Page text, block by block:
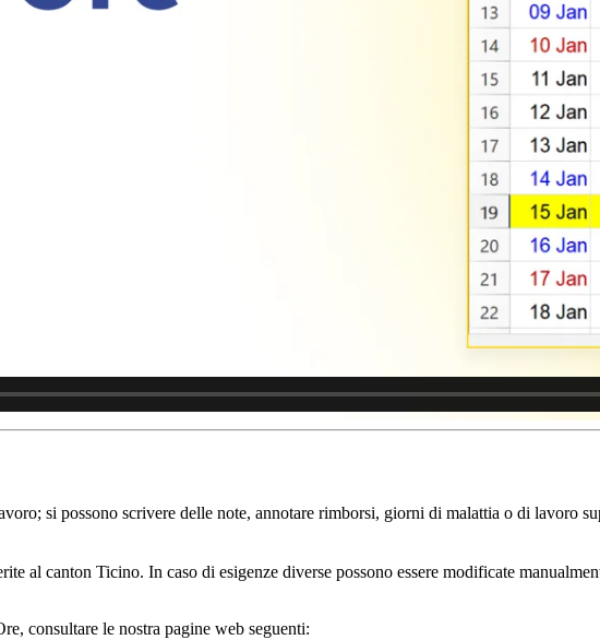
si possono scrivere delle note, annotare rimborsi, giorni di malattia o di lavoro
al canton Ticino. In caso di esigenze diverse possono essere modificate
consultare le nostra pagine web seguenti: